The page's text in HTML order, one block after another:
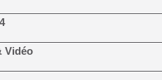
Vidéo